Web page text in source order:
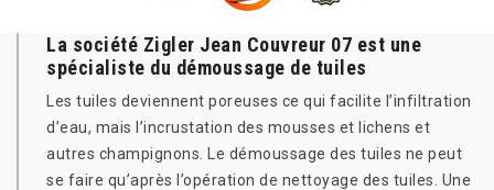
La société Zigler Jean Couvreur 07 est une
spécialiste du démoussage de tuiles
Les tuiles deviennent poreuses ce qui facilite l’infiltration
d’eau, mais l’incrustation des mousses et lichens et
autres champignons. Le démoussage des tuiles ne peut
se faire qu’après l’opération de nettoyage des tuiles. Une